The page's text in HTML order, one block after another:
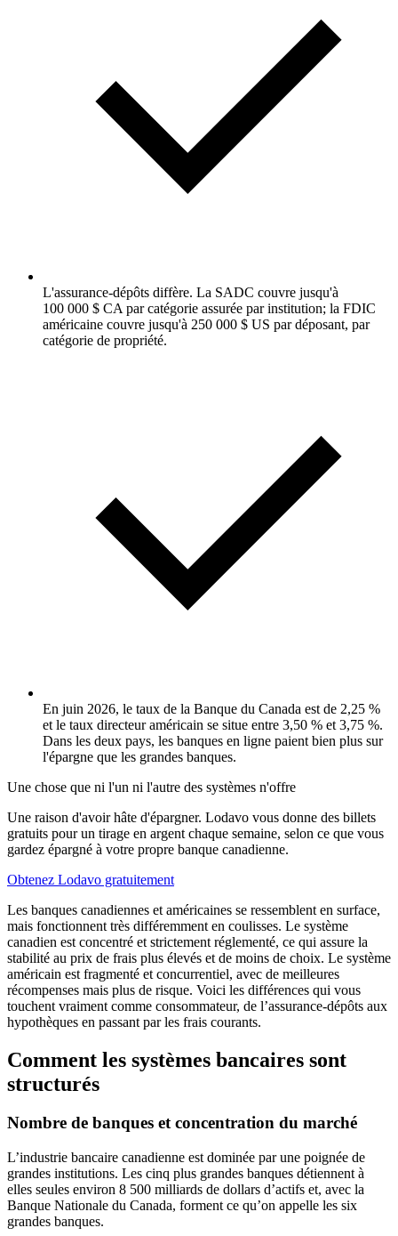
L'assurance-dépôts diffère. La SADC couvre jusqu'à
100 000 $ CA par catégorie assurée par institution; la FDIC
américaine couvre jusqu'à 250 000 $ US par déposant, par
catégorie de propriété.
En juin 2026, le taux de la Banque du Canada est de 2,25 %
et le taux directeur américain se situe entre 3,50 % et 3,75 %.
Dans les deux pays, les banques en ligne paient bien plus sur
l'épargne que les grandes banques.
Une chose que ni l'un ni l'autre des systèmes n'offre
Une raison d'avoir hâte d'épargner. Lodavo vous donne des billets
gratuits pour un tirage en argent chaque semaine, selon ce que vous
gardez épargné à votre propre banque canadienne.
Obtenez Lodavo gratuitement
Les banques canadiennes et américaines se ressemblent en surface,
mais fonctionnent très différemment en coulisses. Le système
canadien est concentré et strictement réglementé, ce qui assure la
stabilité au prix de frais plus élevés et de moins de choix. Le système
américain est fragmenté et concurrentiel, avec de meilleures
récompenses mais plus de risque. Voici les différences qui vous
touchent vraiment comme consommateur, de l’assurance-dépôts aux
hypothèques en passant par les frais courants.
Comment les systèmes bancaires sont
structurés
Nombre de banques et concentration du marché
L’industrie bancaire canadienne est dominée par une poignée de
grandes institutions. Les cinq plus grandes banques détiennent à
elles seules environ 8 500 milliards de dollars d’actifs et, avec la
Banque Nationale du Canada, forment ce qu’on appelle les six
grandes banques.